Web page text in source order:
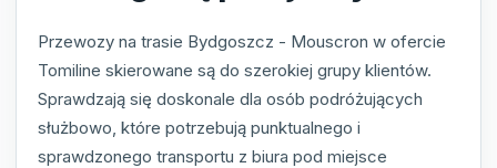
Przewozy na trasie Bydgoszcz - Mouscron w ofercie
Tomiline skierowane są do szerokiej grupy klientów.
Sprawdzają się doskonale dla osób podróżujących
służbowo, które potrzebują punktualnego i
sprawdzonego transportu z biura pod miejsce